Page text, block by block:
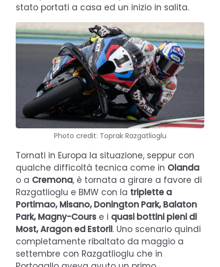
stato portati a casa ed un inizio in salita.
Photo credit: Toprak Razgatlioglu
Tornati in Europa la situazione, seppur con
qualche difficoltà tecnica come in Olanda
o a Cremona, è tornata a girare a favore di
Razgatlioglu e BMW con la triplette a
Portimao, Misano, Donington Park, Balaton
Park, Magny-Cours e i quasi bottini pieni di
Most, Aragon ed Estoril. Uno scenario quindi
completamente ribaltato da maggio a
settembre con Razgatlioglu che in